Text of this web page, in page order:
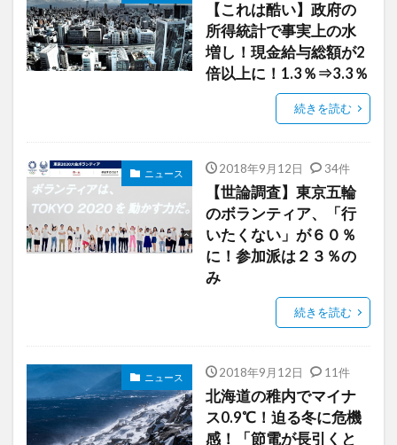
【これは酷い】政府の
所得統計で事実上の水
増し！現金給与総額が2
倍以上に！1.3％⇒3.3％
続きを読む
ニュース 2018年9月12日 34件
【世論調査】東京五輪
のボランティア、「行
いたくない」が６０％
に！参加派は２３％の
み
続きを読む
ニュース 2018年9月12日 11件
北海道の稚内でマイナ
ス0.9℃！迫る冬に危機
感！「節電が長引くと